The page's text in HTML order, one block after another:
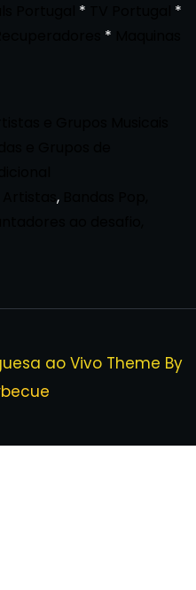
*
*
*
,
ao Vivo Theme By